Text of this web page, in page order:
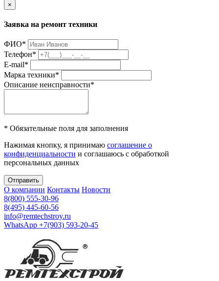
×
Заявка на ремонт техники
ФИО*
Телефон*
E-mail*
Марка техники*
Описание неисправности*
* Обязательные поля для заполнения
Нажимая кнопку, я принимаю соглашение о
конфиденциальности и соглашаюсь с обработкой
персональных данных
Отправить
О компании Контакты Новости
8(800) 555-30-96
8(495) 445-60-56
info@remtechstroy.ru
WhatsApp +7(903) 593-20-45